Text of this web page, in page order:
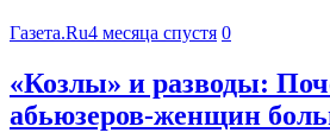
Газета.Ru4 месяца спустя 0
«Козлы» и разводы:
абьюзеров-женщин